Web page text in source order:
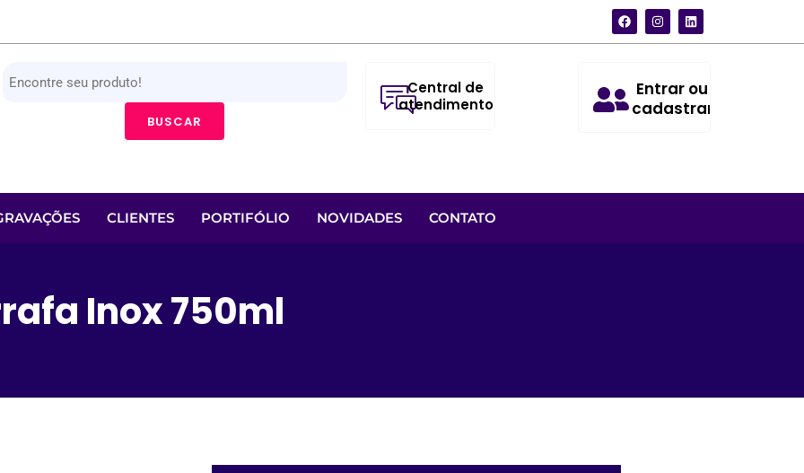
BUSCAR
Central de
atendimento
Entrar ou
cadastrar
CLIENTES PORTIFÓLIO NOVIDADES CONTATO
Inox 750ml